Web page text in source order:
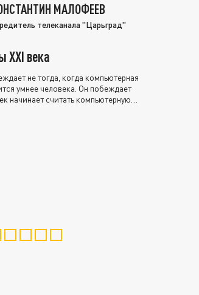
МАЛОФЕЕВ
телеканала "Царьград"
XXI века
не тогда, когда компьютерная
умнее человека. Он побеждает
начинает считать компьютерную